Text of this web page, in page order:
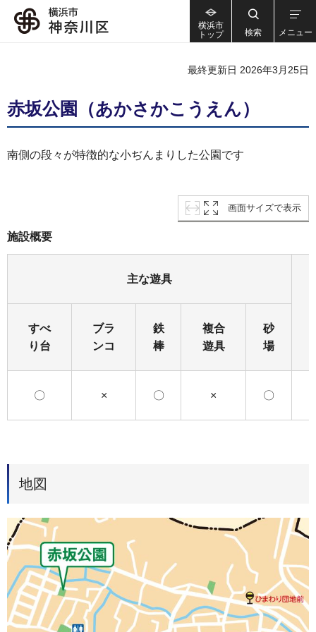
横浜市
トップ
検索 メニュー
最終更新日 2026年3月25日
赤坂公園（あかさかこうえん）
南側の段々が特徴的な小ぢんまりした公園です
画面サイズで表示
施設概要
主な遊具
すべ
り台
ブラ
ンコ
鉄
棒
複合
遊具
砂
場
〇 × 〇 × 〇
地図